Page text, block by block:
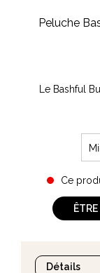
Peluche
Le Bashful
Ce
Détails